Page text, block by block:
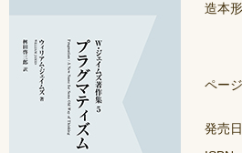
造本
ペー
発売日